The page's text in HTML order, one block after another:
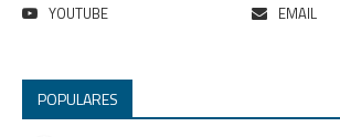
YOUTUBE
EMAIL
POPULARES